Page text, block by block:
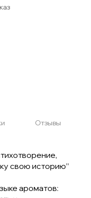
Отзывы
свою историю”
ароматов: